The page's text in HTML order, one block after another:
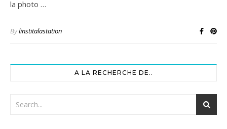
la photo …
Bylinstitalastation
A LA RECHERCHE DE..